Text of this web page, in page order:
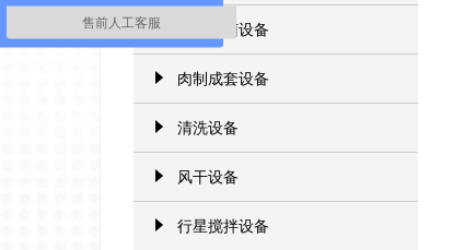
巴氏杀菌设备
肉制成套设备
清洗设备
风干设备
行星搅拌设备
售前人工客服